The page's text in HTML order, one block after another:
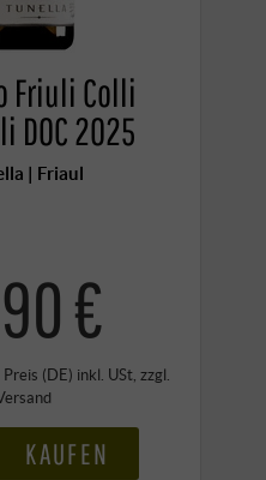
Friuli Colli
DOC 2025
| Friaul
€
Preis (DE) inkl. USt, zzgl.
KAUFEN